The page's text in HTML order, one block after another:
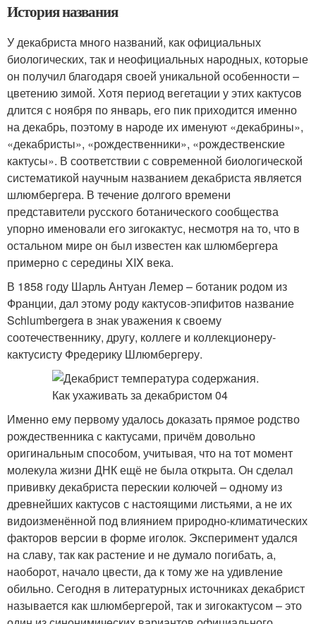
История названия
У декабриста много названий, как официальных
биологических, так и неофициальных народных, которые
он получил благодаря своей уникальной особенности –
цветению зимой. Хотя период вегетации у этих кактусов
длится с ноября по январь, его пик приходится именно
на декабрь, поэтому в народе их именуют «декабрины»,
«декабристы», «рождественники», «рождественские
кактусы». В соответствии с современной биологической
систематикой научным названием декабриста является
шлюмбергера. В течение долгого времени
представители русского ботанического сообщества
упорно именовали его зигокактус, несмотря на то, что в
остальном мире он был известен как шлюмбергера
примерно с середины XIX века.
В 1858 году Шарль Антуан Лемер – ботаник родом из
Франции, дал этому роду кактусов-эпифитов название
Schlumbergera в знак уважения к своему
соотечественнику, другу, коллеге и коллекционеру-
кактусисту Фредерику Шлюмбергеру.
Именно ему первому удалось доказать прямое родство
рождественника с кактусами, причём довольно
оригинальным способом, учитывая, что на тот момент
молекула жизни ДНК ещё не была открыта. Он сделал
прививку декабриста перескии колючей – одному из
древнейших кактусов с настоящими листьями, а не их
видоизменённой под влиянием природно-климатических
факторов версии в форме иголок. Эксперимент удался
на славу, так как растение и не думало погибать, а,
наоборот, начало цвести, да к тому же на удивление
обильно. Сегодня в литературных источниках декабрист
называется как шлюмбергерой, так и зигокактусом – это